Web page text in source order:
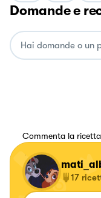
Domande e
Commenta la
17